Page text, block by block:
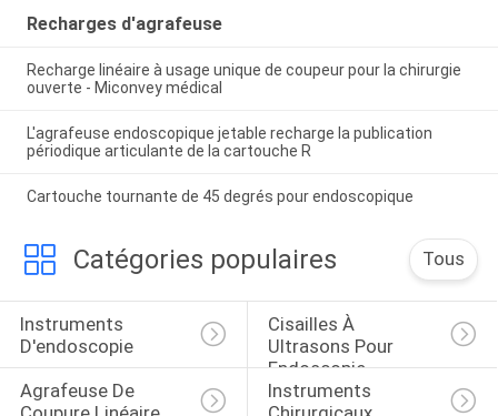
Recharges d'agrafeuse
Recharge linéaire à usage unique de coupeur pour la chirurgie
ouverte - Miconvey médical
L'agrafeuse endoscopique jetable recharge la publication
périodique articulante de la cartouche R
Cartouche tournante de 45 degrés pour endoscopique
Catégories populaires Tous
Instruments
D'endoscopie
Cisailles À
Ultrasons Pour
Endoscopie
Agrafeuse De
Instruments